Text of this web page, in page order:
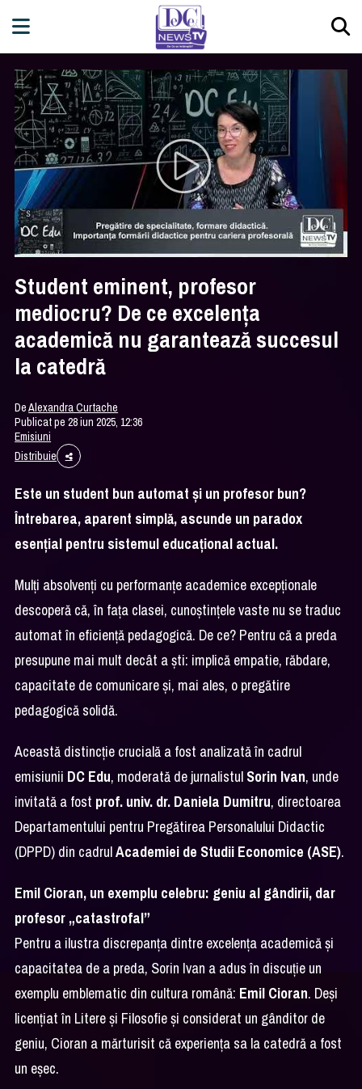
Student eminent, profesor
mediocru? De ce excelența
academică nu garantează succesul
la catedră
DeAlexandra Curtache
Publicat pe 28 iun 2025, 12:36
Emisiuni
Distribuie
Este un student bun automat și un profesor bun?
Întrebarea, aparent simplă, ascunde un paradox
esențial pentru sistemul educațional actual.
Mulți absolvenți cu performanțe academice excepționale
descoperă că, în fața clasei, cunoștințele vaste nu se traduc
automat în eficiență pedagogică. De ce? Pentru că a preda
presupune mai mult decât a ști: implică empatie, răbdare,
capacitate de comunicare și, mai ales, o pregătire
pedagogică solidă.
Această distincție crucială a fost analizată în cadrul
emisiunii DC Edu, moderată de jurnalistul Sorin Ivan, unde
invitată a fost prof. univ. dr. Daniela Dumitru, directoarea
Departamentului pentru Pregătirea Personalului Didactic
(DPPD) din cadrulAcademiei de Studii Economice (ASE).
Emil Cioran, un exemplu celebru: geniu al gândirii, dar
profesor „catastrofal”
Pentru a ilustra discrepanța dintre excelența academică și
capacitatea de a preda, Sorin Ivan a adus în discuție un
exemplu emblematic din cultura română: Emil Cioran. Deși
licențiat în Litere și Filosofie și considerat un gânditor de
geniu, Cioran a mărturisit că experiența sa la catedră a fost
un eșec.